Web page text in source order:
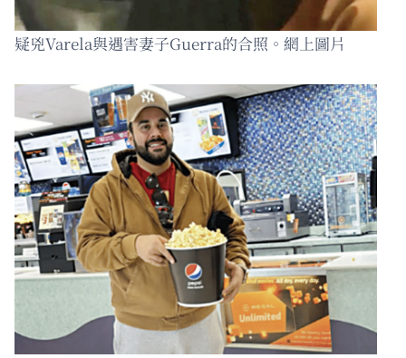
疑兇Varela與遇害妻子Guerra的合照。網上圖片